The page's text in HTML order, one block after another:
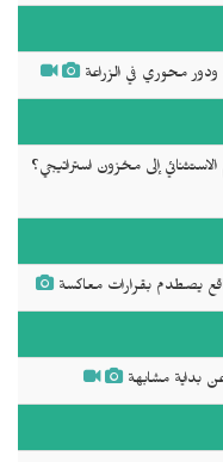
ودور محوري في الزراعة
إلى مخزون استراتيجي؟
يصطدم بقرارات معاكسة
بداية مشابهة